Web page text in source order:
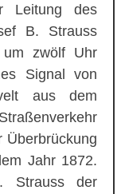
Leitung des
B. Strauss
zwölf Uhr
Signal von
aus dem
Überbrückung
Jahr 1872.
Strauss der